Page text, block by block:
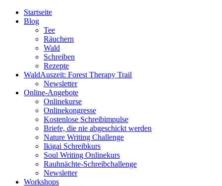
Startseite
Blog
Tee
Räuchern
Wald
Schreiben
Rezepte
WaldAuszeit: Forest Therapy Trail
Newsletter
Online-Angebote
Onlinekurse
Onlinekongresse
Kostenlose Schreibimpulse
Briefe, die nie abgeschickt werden
Nature Writing Challenge
Ikigai Schreibkurs
Soul Writing Onlinekurs
Rauhnächte-Schreibchallenge
Newsletter
Workshops